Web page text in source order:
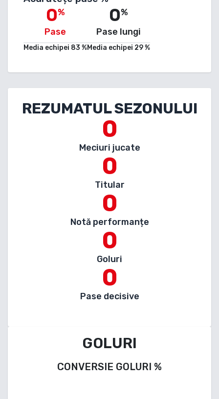
0%
Pase
Media echipei 83 %
0%
Pase lungi
Media echipei 29%
REZUMATUL SEZONULUI
0
Meciuri jucate
0
Titular
0
Notă performanțe
0
Goluri
0
Pase decisive
GOLURI
CONVERSIE GOLURI %